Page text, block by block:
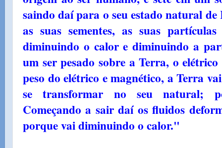
saindo daí para o seu estado natural
as suas sementes, as suas
diminuindo o calor e diminuindo a
um ser pesado sobre a Terra, o
peso do elétrico e magnético, a Terra
se transformar no seu natural;
Começando a sair daí os fluidos
porque vai diminuindo o calor."